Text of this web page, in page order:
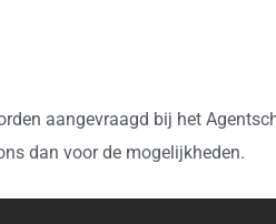
aangevraagd bij het
dan voor de mogelijkheden.